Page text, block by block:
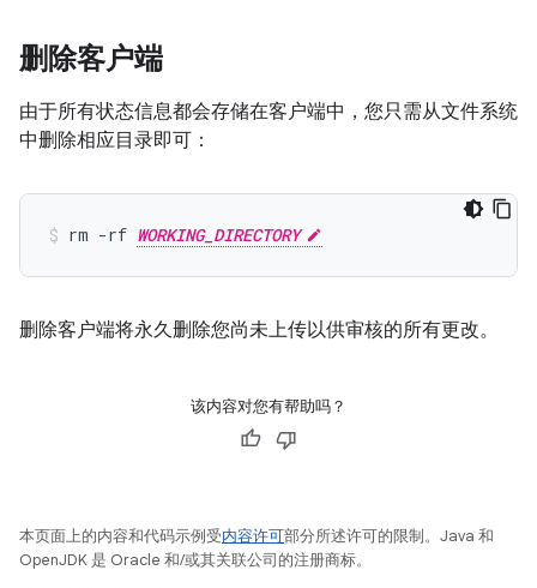
删除客户端
由于所有状态信息都会存储在客户端中，您只需从文件系统
中删除相应目录即可：
rm -rf WORKING_DIRECTORY
删除客户端将永久删除您尚未上传以供审核的所有更改。
该内容对您有帮助吗？
本页面上的内容和代码示例受内容许可部分所述许可的限制。Java 和
OpenJDK 是 Oracle 和/或其关联公司的注册商标。